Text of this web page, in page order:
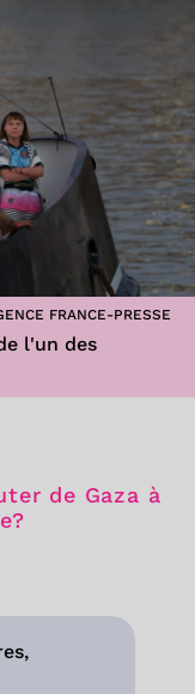
FRANCE-PRESSE
l'un des
de Gaza à